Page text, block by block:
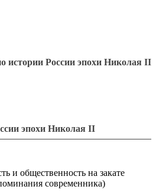
истории России эпохи Николая II
эпохи Николая II
и общественность на закате
современника)